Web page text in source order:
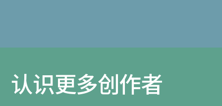
认识更多创作者